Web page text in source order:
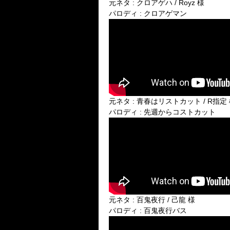
元ネタ : クロアゲハ / Royz 様
パロディ : クロアゲマン
元ネタ : 青春はリストカット / R指定
パロディ : 先週からコストカット
元ネタ : 百鬼夜行 / 己龍 様
パロディ : 百鬼夜行バス